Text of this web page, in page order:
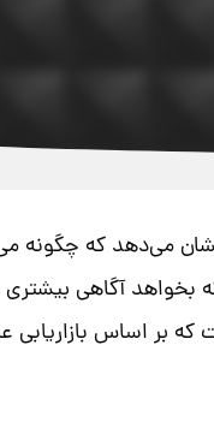
می‌دهد که چگونه
آگاهی بیشتری
بر اساس بازاریابی